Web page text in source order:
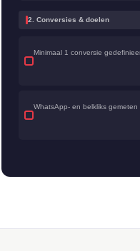
2. Conversies & doelen
Minimaal 1 conversie
WhatsApp- en belkliks gemeten